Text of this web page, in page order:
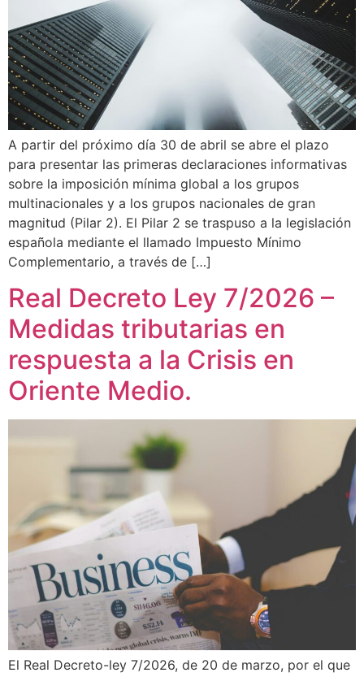
A partir del próximo día 30 de abril se abre el plazo
para presentar las primeras declaraciones informativas
sobre la imposición mínima global a los grupos
multinacionales y a los grupos nacionales de gran
magnitud (Pilar 2). El Pilar 2 se traspuso a la legislación
española mediante el llamado Impuesto Mínimo
Complementario, a través de […]
Real Decreto Ley 7/2026 –
Medidas tributarias en
respuesta a la Crisis en
Oriente Medio.
El Real Decreto-ley 7/2026, de 20 de marzo, por el que